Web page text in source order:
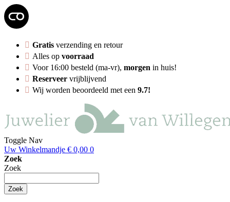
Gratis verzending en retour
Alles op voorraad
Voor 16:00 besteld (ma-vr), morgen in huis!
Reserveer vrijblijvend
Wij worden beoordeeld met een 9.7!
Toggle Nav
Uw Winkelmandje € 0,00 0
Zoek
Zoek
Zoek